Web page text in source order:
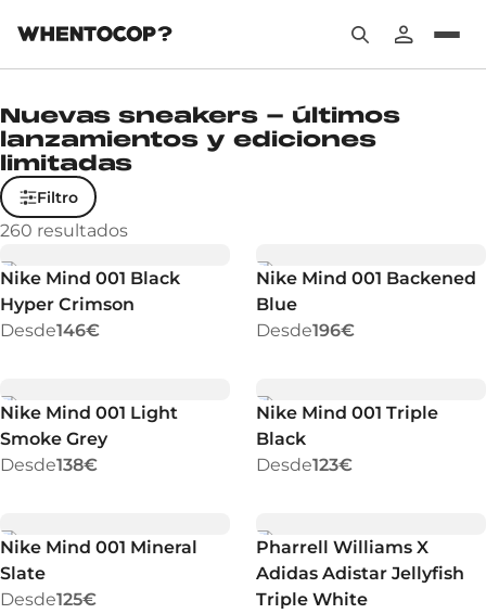
Nuevas sneakers - últimos
lanzamientos y ediciones
limitadas
Filtro
260 resultados
Nike Mind 001 Black
Hyper Crimson
Desde146€
Nike Mind 001 Backened
Blue
Desde196€
Nike Mind 001 Light
Smoke Grey
Desde138€
Nike Mind 001 Triple
Black
Desde123€
Nike Mind 001 Mineral
Slate
Desde125€
Pharrell Williams X
Adidas Adistar Jellyfish
Triple White